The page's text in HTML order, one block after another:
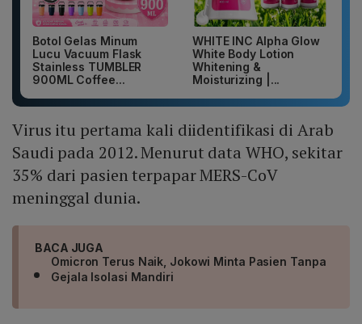
Botol Gelas Minum
Lucu Vacuum Flask
Stainless TUMBLER
900ML Coffee...
WHITE INC Alpha Glow
White Body Lotion
Whitening &
Moisturizing |...
Virus itu pertama kali diidentifikasi di Arab
Saudi pada 2012. Menurut data WHO, sekitar
35% dari pasien terpapar MERS-CoV
meninggal dunia.
BACA JUGA
Omicron Terus Naik, Jokowi Minta Pasien Tanpa
Gejala Isolasi Mandiri